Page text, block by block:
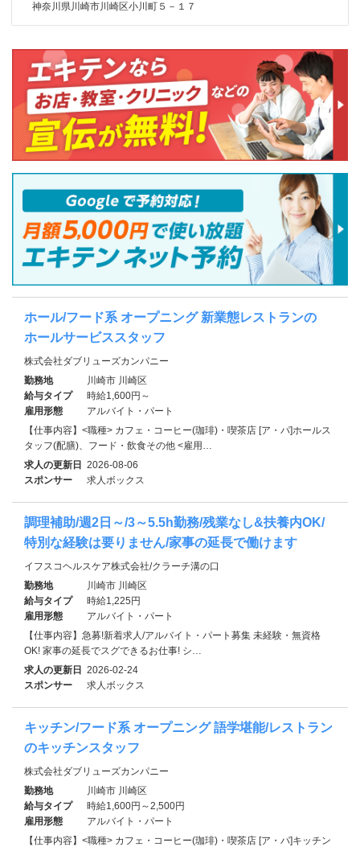
神奈川県川崎市川崎区小川町５－１７
ホール/フード系 オープニング 新業態レストランの
ホールサービススタッフ
株式会社ダブリューズカンパニー
勤務地
川崎市 川崎区
給与タイプ
時給1,600円～
雇用形態
アルバイト・パート
【仕事内容】<職種> カフェ・コーヒー(珈琲)・喫茶店 [ア・パ]ホールス
タッフ(配膳)、フード・飲食その他 <雇用…
求人の更新日 2026-08-06
スポンサー
求人ボックス
調理補助/週2日～/3～5.5h勤務/残業なし&扶養内OK/
特別な経験は要りません/家事の延長で働けます
イフスコヘルスケア株式会社/クラーチ溝の口
勤務地
川崎市 川崎区
給与タイプ
時給1,225円
雇用形態
アルバイト・パート
【仕事内容】急募!新着求人/アルバイト・パート募集 未経験・無資格
OK! 家事の延長でスグできるお仕事! シ…
求人の更新日 2026-02-24
スポンサー
求人ボックス
キッチン/フード系 オープニング 語学堪能/レストラン
のキッチンスタッフ
株式会社ダブリューズカンパニー
勤務地
川崎市 川崎区
給与タイプ
時給1,600円～2,500円
雇用形態
アルバイト・パート
【仕事内容】<職種> カフェ・コーヒー(珈琲)・喫茶店 [ア・パ]キッチン